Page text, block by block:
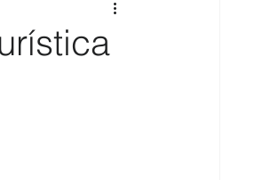
Seguridad Ciudadana